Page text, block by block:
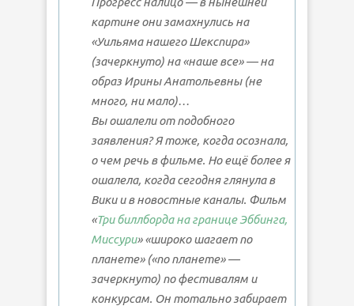
картине они замахнулись на
«Уильяма нашего Шекспира»
(зачеркнуто) на «наше все» — на
образ Ирины Анатольевны (не
много, ни мало)…
Вы ошалели от подобного
заявления? Я тоже, когда осознала,
о чем речь в фильме. Но ещё более я
ошалела, когда сегодня глянула в
Вики и в новостные каналы. Фильм
«Три биллборда на границе Эббинга,
Миссури» «широко шагает по
планете» («по планете» —
зачеркнуто) по фестивалям и
конкурсам. Он тотально забирает